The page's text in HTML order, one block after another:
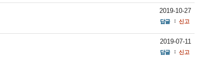
2019-10-27
답글 신고
2019-07-11
답글 신고